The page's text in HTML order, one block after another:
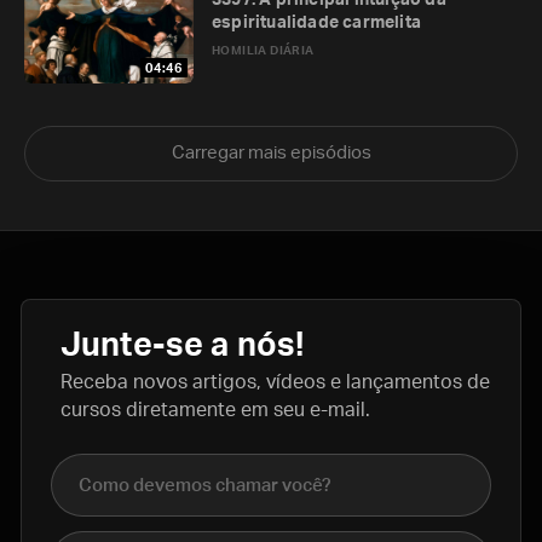
04:46
HOMILIA DIÁRIA
espiritualidade carmelita
Carregar mais episódios
Junte-se a nós!
Receba novos artigos, vídeos e lançamentos de
cursos diretamente em seu e-mail.
Nome completo